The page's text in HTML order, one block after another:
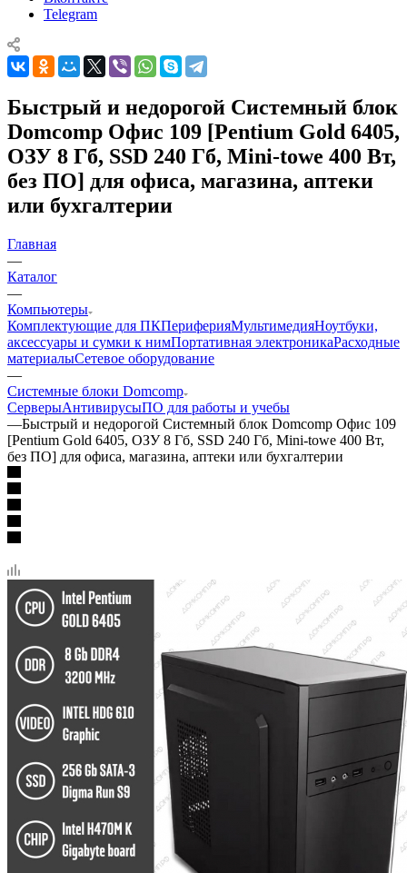
Telegram
Быстрый и недорогой Системный блок
Domcomp Офис 109 [Pentium Gold 6405,
ОЗУ 8 Гб, SSD 240 Гб, Mini-towe 400 Вт,
без ПО] для офиса, магазина, аптеки
или бухгалтерии
Главная
—
Каталог
—
Компьютеры
Комплектующие для ПКПериферияМультимедияНоутбуки,
аксессуары и сумки к нимПортативная электроникаРасходные
материалыСетевое оборудование
—
Системные блоки Domcomp
СерверыАнтивирусыПО для работы и учебы
—Быстрый и недорогой Системный блок Domcomp Офис 109
[Pentium Gold 6405, ОЗУ 8 Гб, SSD 240 Гб, Mini-towe 400 Вт,
без ПО] для офиса, магазина, аптеки или бухгалтерии